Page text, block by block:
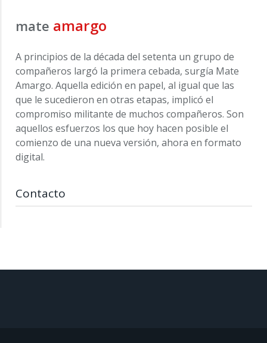
mate amargo
A principios de la década del setenta un grupo de
compañeros largó la primera cebada, surgía Mate
Amargo. Aquella edición en papel, al igual que las
que le sucedieron en otras etapas, implicó el
compromiso militante de muchos compañeros. Son
aquellos esfuerzos los que hoy hacen posible el
comienzo de una nueva versión, ahora en formato
digital.
Contacto